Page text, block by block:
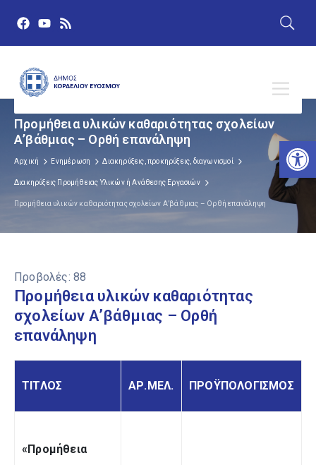
Προμήθεια υλικών καθαριότητας σχολείων
Α’βάθμιας – Ορθή επανάληψη
Αρχική Ενημέρωση Διακηρύξεις, προκηρύξεις, διαγωνισμοί
Διακηρύξεις Προμήθειας Υλικών ή Ανάθεσης Εργασιών
Προμήθεια υλικών καθαριότητας σχολείων Α’βάθμιας – Ορθή επανάληψη
Προβολές: 88
Προμήθεια υλικών καθαριότητας
σχολείων Α’βάθμιας – Ορθή
επανάληψη
ΤΙΤΛΟΣ ΑΡ.ΜΕΛ. ΠΡΟΫΠΟΛΟΓΙΣΜΟΣ
«Προμήθεια